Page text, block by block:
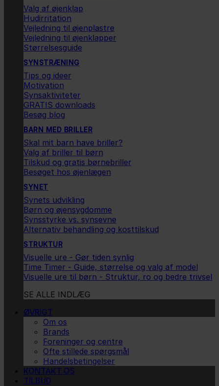
Valg af øjenklap
Hudirritation
Vejledning til øjenplastre
Vejledning til øjenklapper
Størrelsesguide
SYNSTRÆNING
Tips og ideer
Motivation
Synsaktiviteter
GRATIS downloads
Besøg blog
BARN MED BRILLER
Skal mit barn have briller?
Valg af briller til børn
Tilskud og gratis børnebriller
Besøget hos øjenlægen
SYNET
Synets udvikling
Børn og øjensygdomme
Synsstyrke vs. synsevne
Alternativ behandling og kosttilskud
STRUKTUR
Visuelle ure - Gør tiden synlig
Time Timer - Guide, størrelse og valg af model
Visuelle ure til børn - Struktur, ro og bedre trivsel
SE ALLE INDLÆG
ØVRIGT
Om os
Brands
Foreninger og centre
Ofte stillede spørgsmål
Handelsbetingelser
KONTAKT OS
TILBUD